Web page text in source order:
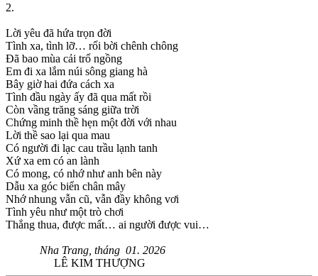
2.
Lời yêu đã hứa trọn đời
Tình xa, tình lỡ… rối bời chênh chông
Đã bao mùa cải trổ ngồng
Em đi xa lắm núi sông giang hà
Bây giờ hai đứa cách xa
Tình đầu ngày ấy đã qua mất rồi
Còn vầng trăng sáng giữa trời
Chứng minh thề hẹn một đời với nhau
Lời thề sao lại qua mau
Có người đi lạc cau trầu lạnh tanh
Xứ xa em có an lành
Có mong, có nhớ như anh bên này
Dẫu xa góc biển chân mây
Nhớ nhung vẫn cũ, vẫn đầy không vơi
Tình yêu như một trò chơi
Thắng thua, được mất… ai người được vui…
Nha Trang, tháng 01. 2026
LÊ KIM THƯỢNG